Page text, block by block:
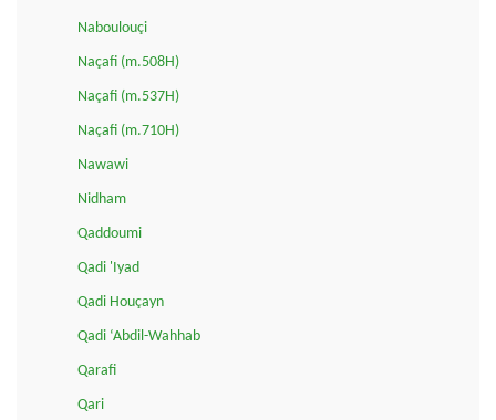
Naboulouçi
Naçafi (m.508H)
Naçafi (m.537H)
Naçafi (m.710H)
Nawawi
Nidham
Qaddoumi
Qadi 'Iyad
Qadi Houçayn
Qadi ‘Abdil-Wahhab
Qarafi
Qari